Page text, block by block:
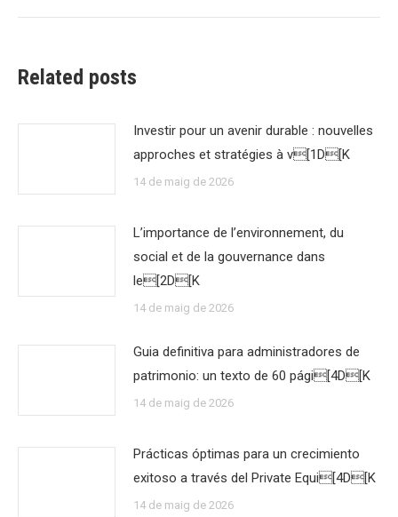
Related posts
Investir pour un avenir durable : nouvelles
approches et stratégies à v[1D[K
14 de maig de 2026
L’importance de l’environnement, du
social et de la gouvernance dans
le[2D[K
14 de maig de 2026
Guia definitiva para administradores de
patrimonio: un texto de 60 pági[4D[K
14 de maig de 2026
Prácticas óptimas para un crecimiento
exitoso a través del Private Equi[4D[K
14 de maig de 2026